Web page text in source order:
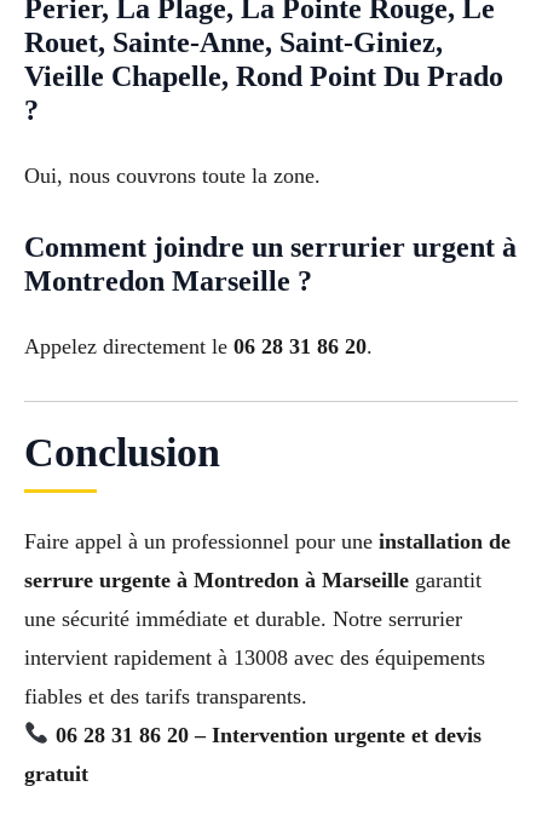
Perier, La Plage, La Pointe Rouge, Le
Rouet, Sainte-Anne, Saint-Giniez,
Vieille Chapelle, Rond Point Du Prado
?
Oui, nous couvrons toute la zone.
Comment joindre un serrurier urgent à
Montredon Marseille ?
Appelez directement le 06 28 31 86 20.
Conclusion
Faire appel à un professionnel pour une installation de
serrure urgente à Montredon à Marseille garantit
une sécurité immédiate et durable. Notre serrurier
intervient rapidement à 13008 avec des équipements
fiables et des tarifs transparents.
06 28 31 86 20 – Intervention urgente et devis
gratuit